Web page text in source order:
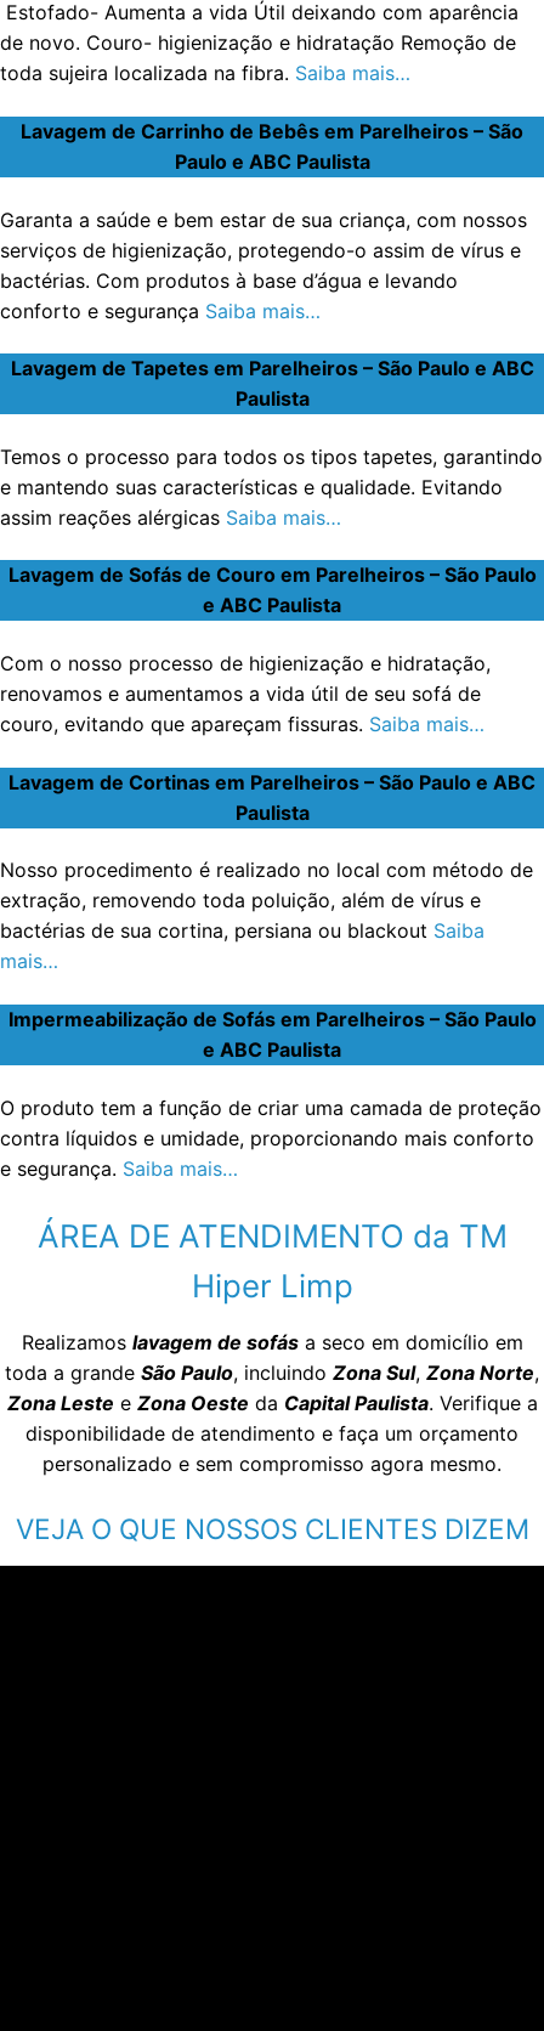
Estofado- Aumenta a vida Útil deixando com aparência
de novo. Couro- higienização e hidratação Remoção de
toda sujeira localizada na fibra. Saiba mais…
Lavagem de Carrinho de Bebês em Parelheiros – São
Paulo e ABC Paulista
Garanta a saúde e bem estar de sua criança, com nossos
serviços de higienização, protegendo-o assim de vírus e
bactérias. Com produtos à base d’água e levando
conforto e segurança Saiba mais…
Lavagem de Tapetes em Parelheiros – São Paulo e ABC
Paulista
Temos o processo para todos os tipos tapetes, garantindo
e mantendo suas características e qualidade. Evitando
assim reações alérgicas Saiba mais…
Lavagem de Sofás de Couro em Parelheiros – São Paulo
e ABC Paulista
Com o nosso processo de higienização e hidratação,
renovamos e aumentamos a vida útil de seu sofá de
couro, evitando que apareçam fissuras. Saiba mais…
Lavagem de Cortinas em Parelheiros – São Paulo e ABC
Paulista
Nosso procedimento é realizado no local com método de
extração, removendo toda poluição, além de vírus e
bactérias de sua cortina, persiana ou blackout Saiba
mais…
Impermeabilização de Sofás em Parelheiros – São Paulo
e ABC Paulista
O produto tem a função de criar uma camada de proteção
contra líquidos e umidade, proporcionando mais conforto
e segurança. Saiba mais…
ÁREA DE ATENDIMENTO da TM
Hiper Limp
Realizamos lavagem de sofása seco em domicílio em
toda a grande São Paulo, incluindo Zona Sul, Zona Norte,
Zona Leste e Zona Oeste da Capital Paulista. Verifique a
disponibilidade de atendimento e faça um orçamento
personalizado e sem compromisso agora mesmo.
VEJA O QUE NOSSOS CLIENTES DIZEM